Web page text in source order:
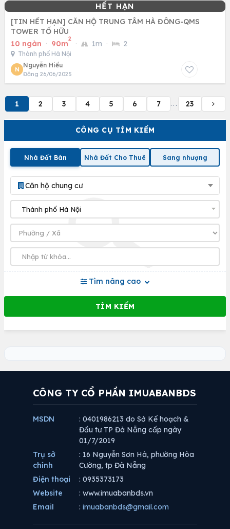
CÔNG CỤ TÌM KIẾM
Nhà Đất Bán Nhà Đất Cho Thuê Sang nhượng
Căn hộ chung cư
Tìm nâng cao
[TIN HẾT HẠN] CĂN HỘ TRUNG TÂM HÀ ĐÔNG-QMS
TOWER TỐ HỮU
10 ngàn · 90m
2
· 1m · 2
Thành phố Hà Nội
N
Nguyễn Hiếu
Đăng 26/06/2025
1 2 3 4 5 6 7 ... 23
CÔNG TY CỔ PHẦN IMUABANBDS
MSDN
: 0401986213 do Sở Kế hoạch &
Đầu tư TP Đà Nẵng cấp ngày
01/7/2019
Trụ sở
chính
: 16 Nguyễn Sơn Hà, phường Hòa
Cường, tp Đà Nẵng
Điện thoại
: 0935373173
Website
: www.imuabanbds.vn
Email
: imuabanbds@gmail.com